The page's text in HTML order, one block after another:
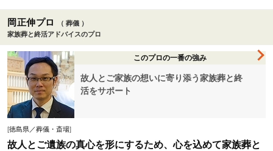
岡正伸プロ
（ 葬儀 ）
家族葬と終活アドバイスのプロ
このプロの一番の強み
故人とご家族の想いに寄り添う家族葬と終
活をサポート
[徳島県／葬儀・斎場]
故人とご遺族の真心を形にするため、心を込めて家族葬と